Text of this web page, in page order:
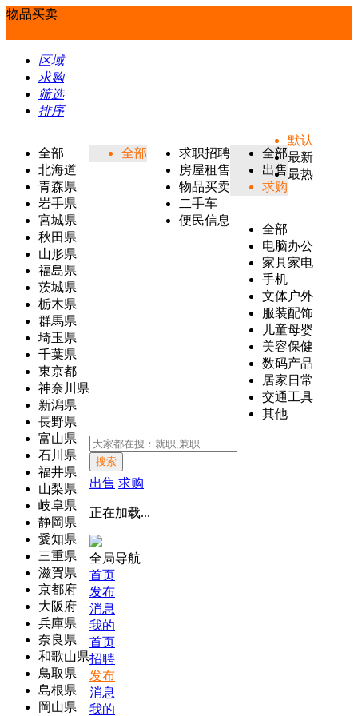
物品买卖
区域
求购
筛选
排序
全部
北海道
青森県
岩手県
宮城県
秋田県
山形県
福島県
茨城県
栃木県
群馬県
埼玉県
千葉県
東京都
神奈川県
新潟県
長野県
富山県
石川県
福井県
山梨県
岐阜県
静岡県
愛知県
三重県
滋賀県
京都府
大阪府
兵庫県
奈良県
和歌山県
鳥取県
島根県
岡山県
全部
求职招聘
房屋租售
物品买卖
二手车
便民信息
全部
出售
求购
全部
电脑办公
家具家电
手机
文体户外
服装配饰
儿童母婴
美容保健
数码产品
居家日常
交通工具
其他
默认
最新
最热
搜索
出售 求购
正在加载...
全局导航
首页
发布
消息
我的
首页
招聘
发布
消息
我的